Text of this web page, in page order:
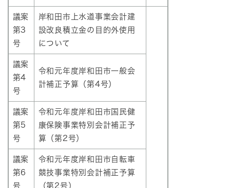
議案
第3
号
岸和田市上水道事業会計建
設改良積立金の目的外使用
について
議案
第4
号
令和元年度岸和田市一般会
計補正予算（第4号）
議案
第5
号
令和元年度岸和田市国民健
康保険事業特別会計補正予
算（第2号）
議案
第6
号
令和元年度岸和田市自転車
競技事業特別会計補正予算
（第2号）